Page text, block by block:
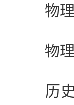
物理+
物理+
历史+